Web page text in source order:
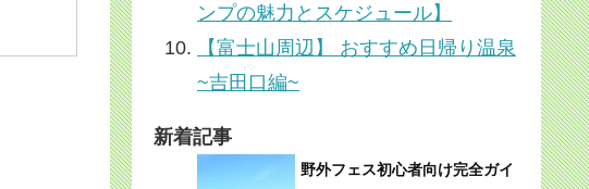
ンプの魅力とスケジュール】
【富士山周辺】 おすすめ日帰り温泉
~吉田口編~
新着記事
野外フェス初心者向け完全ガイ